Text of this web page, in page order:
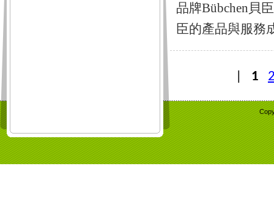
品牌Bübchen貝
臣的產品與服務
1